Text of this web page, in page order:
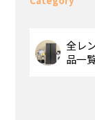
全レ
品一